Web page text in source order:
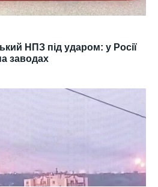
НПЗ під ударом: у Росії
заводах